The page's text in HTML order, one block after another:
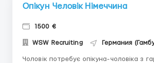
Опікун Человік Німеччина
1500 €
WSW Recruiting Германия
Чоловік потребує опікуна-чоловіка з